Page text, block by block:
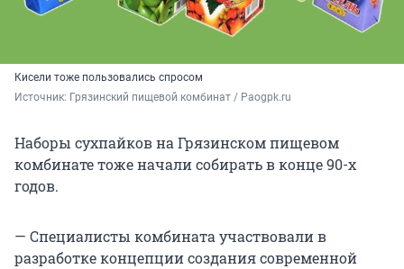
Кисели тоже пользовались спросом
Источник: Грязинский пищевой комбинат / Paogpk.ru
Наборы сухпайков на Грязинском пищевом
комбинате тоже начали собирать в конце 90-х
годов.
— Специалисты комбината участвовали в
разработке концепции создания современной